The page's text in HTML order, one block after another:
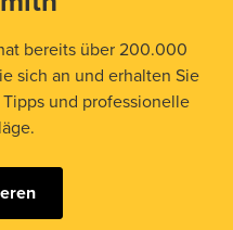
bereits über 200.000
sich an und erhalten Sie
und professionelle